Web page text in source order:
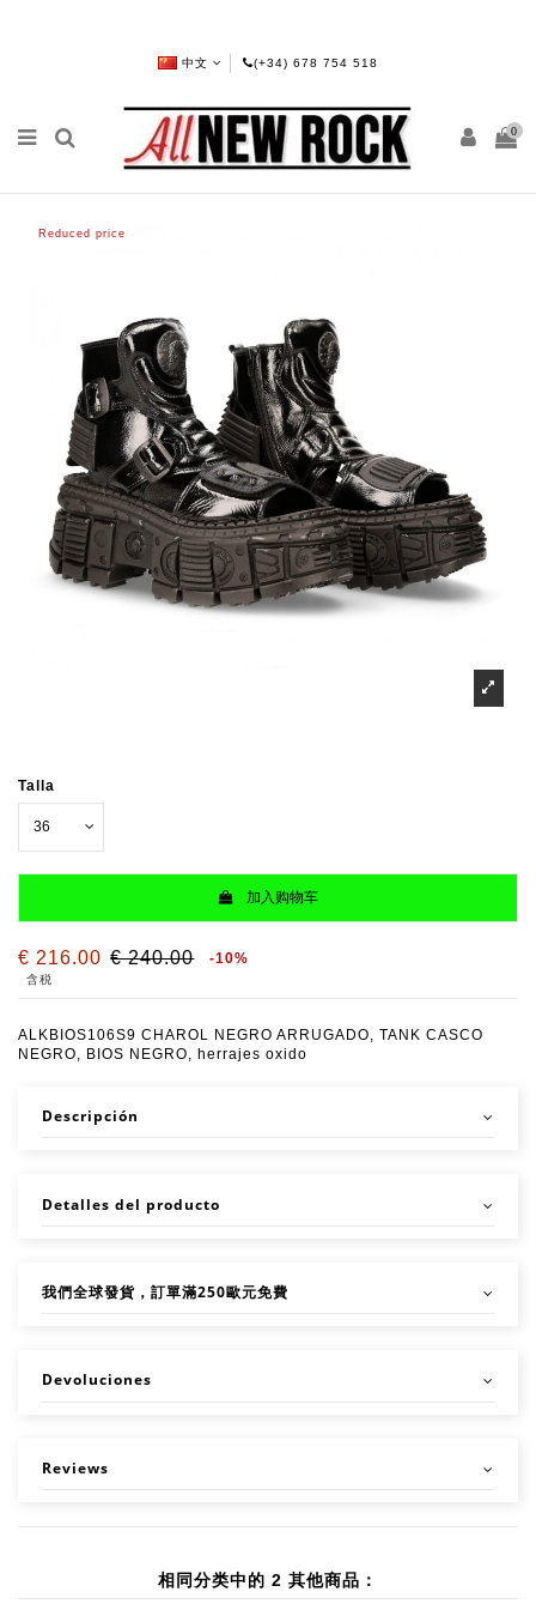
中文 (+34) 678 754 518
0
Reduced price
Talla
加入购物车
€ 216.00 € 240.00 -10%
含税
ALKBIOS106S9 CHAROL NEGRO ARRUGADO, TANK CASCO
NEGRO, BIOS NEGRO, herrajes oxido
Descripción
Detalles del producto
我們全球發貨，訂單滿250歐元免費
Devoluciones
Reviews
相同分类中的 2 其他商品：